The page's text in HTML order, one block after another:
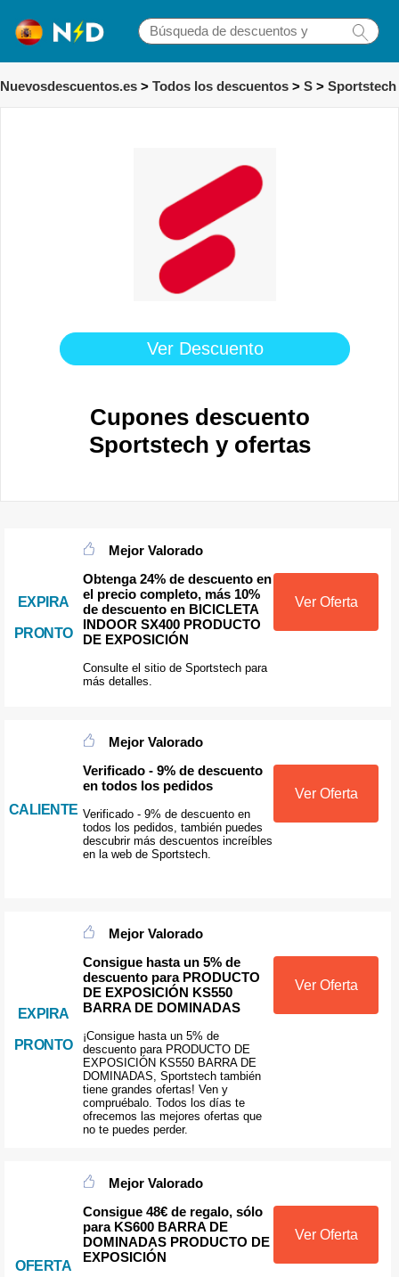
Nuevosdescuentos.es > Todos los descuentos > S > Sportstech
Ver Descuento
Cupones descuento
Sportstech y ofertas
EXPIRA
PRONTO
Mejor Valorado
Obtenga 24% de descuento en
el precio completo, más 10%
de descuento en BICICLETA
INDOOR SX400 PRODUCTO
DE EXPOSICIÓN
Consulte el sitio de Sportstech para
más detalles.
Ver Oferta
CALIENTE
Mejor Valorado
Verificado - 9% de descuento
en todos los pedidos
Verificado - 9% de descuento en
todos los pedidos, también puedes
descubrir más descuentos increíbles
en la web de Sportstech.
Ver Oferta
EXPIRA
PRONTO
Mejor Valorado
Consigue hasta un 5% de
descuento para PRODUCTO
DE EXPOSICIÓN KS550
BARRA DE DOMINADAS
¡Consigue hasta un 5% de
descuento para PRODUCTO DE
EXPOSICIÓN KS550 BARRA DE
DOMINADAS, Sportstech también
tiene grandes ofertas! Ven y
compruébalo. Todos los días te
ofrecemos las mejores ofertas que
no te puedes perder.
Ver Oferta
OFERTA
Mejor Valorado
Consigue 48€ de regalo, sólo
para KS600 BARRA DE
DOMINADAS PRODUCTO DE
EXPOSICIÓN
Ver Oferta